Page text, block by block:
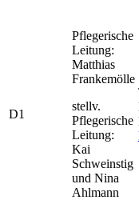
D1
Pflegerische
Leitung:
Matthias
Frankemölle
stellv.
Pflegerische
Leitung:
Kai
Schweinstig
und Nina
Ahlmann